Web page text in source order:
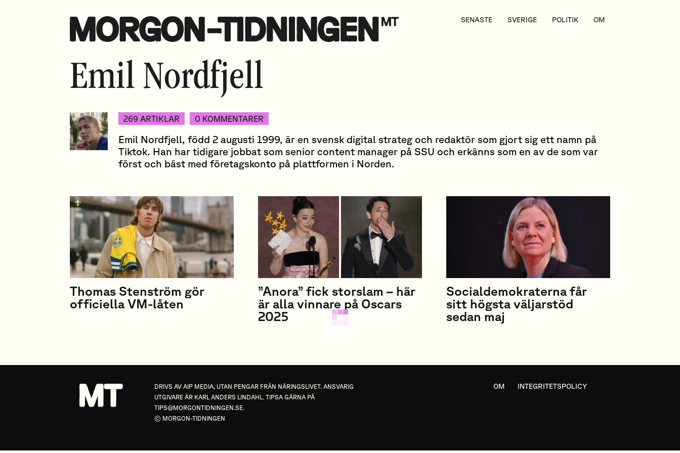
SENASTE SVERIGE POLITIK OM
Emil Nordfjell
269 ARTIKLAR 0 KOMMENTARER
Emil Nordfjell, född 2 augusti 1999, är en svensk digital strateg och redaktör som gjort sig ett namn på
Tiktok. Han har tidigare jobbat som senior content manager på SSU och erkänns som en av de som var
först och bäst med företagskonto på plattformen i Norden.
Thomas Stenström gör
officiella VM-låten
”Anora” fick storslam – här
är alla vinnare på Oscars
2025
Socialdemokraterna får
sitt högsta väljarstöd
sedan maj
DRIVS AVAIP MEDIA, UTAN PENGAR FRÅN NÄRINGSLIVET. ANSVARIG
UTGIVARE ÄR KARL ANDERS LINDAHL. TIPSA GÄRNA PÅ
TIPS@MORGONTIDNINGEN.SE.
© MORGON-TIDNINGEN
OM INTEGRITETSPOLICY